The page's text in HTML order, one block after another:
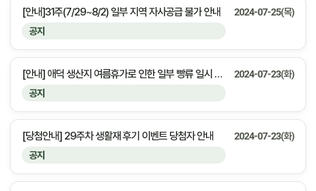
공지
[안내]31주(7/29~8/2) 일부 지역 자사공급 불가 안내 2024-07-25(목)
공지
[안내] 애덕 생산지 여름휴가로 인한 일부 빵류 일시 공급중단 안내 2024-07-23(화)
공지
[당첨안내] 29주차 생활재 후기 이벤트 당첨자 안내 2024-07-23(화)